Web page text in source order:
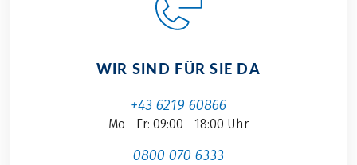
WIR SIND FÜR SIE DA
+43 6219 60866
Mo - Fr: 09:00 - 18:00 Uhr
0800 070 6333